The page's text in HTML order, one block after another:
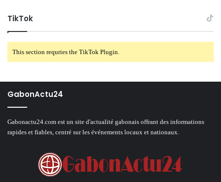
TikTok
This section requries the TikTok Plugin.
GabonActu24
Gabonactu24.com est un site d'actualité gabonais offrant des informations
rapides et fiables, centré sur les événements locaux et nationaux.